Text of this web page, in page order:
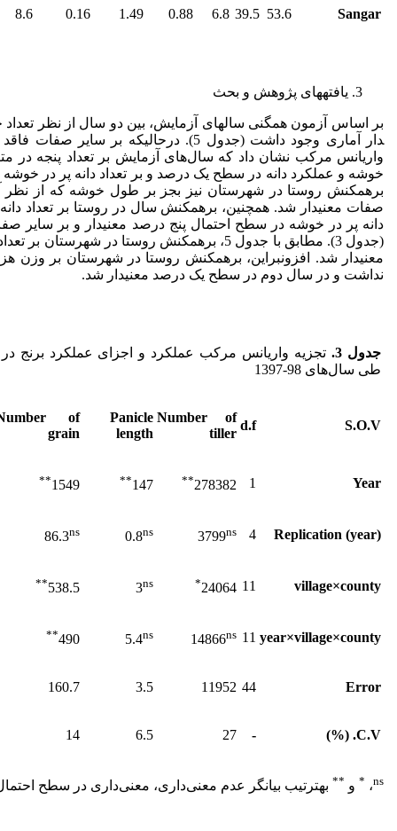
Sangar
53.6
39.5
6.8
0.88
1.49
0.16
8.6
یافتههای پژوهش و بحث
دار آماری وجود داشت (جدول 5). در­حالی­که بر
واریانس مرکب نشان داد که سال‌های آزمایش بر تعداد پنجه در
خوشه و عملکرد دانه در سطح یک درصد و بر تعداد دانه پر در
بر­همکنش روستا در شهرستان نیز بجز بر طول خوشه که از نظر
صفات معنی­دار شد. همچنین، بر­همکنش سال در روستا بر تعداد
دانه پر در خوشه در سطح احتمال پنج درصد معنی­دار و بر سایر
(جدول 3). مطابق با جدول 5، بر­همکنش روستا در
معنی­دار شد. افزون­بر­این، برهمکنش روستا در شهرستان بر وزن
نداشت و در سال دوم در سطح یک درصد معنی­دار شد.
جدول 3 . تجزیه واریانس مرکب عملکرد و اجزای عملکرد برنج
طی سال‌های 98-1397
S.O.V
d.f
Number of
tiller
Panicle
length
of
grain
Year
1
278382
**
147
**
1549
**
Replication (year)
4
3799ns
0.8ns
86.3ns
village×county
11
24064
*
3ns
538.5
**
year×village×county
11
14866ns
5.4ns
490
**
Error
44
11952
3.5
160.7
C.V. (%)
-
27
6.5
14
ns، * ‌و ** بهترتیب ‌بیانگر عدم معنی‌داری، معنی‌داری در سطح